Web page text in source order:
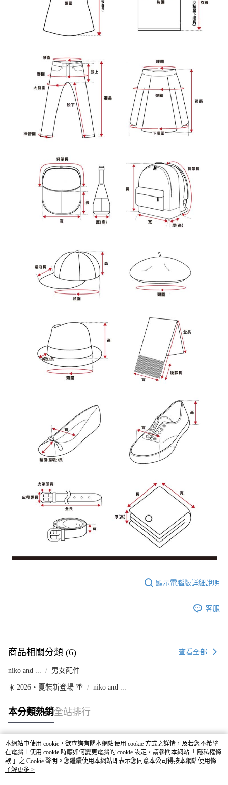
顯示電腦版詳細說明
客服
商品相關分類 (6) 查看全部
niko and ... 男女配件
☀️ 2026・夏裝新登場 🌴 niko and ...
本分類熱銷全站排行
熱門標籤
本網站中使用 cookie，欲查詢有關本網站使用 cookie 方式之詳情，及若您不希望
在電腦上使用 cookie 時應如何變更電腦的 cookie 設定，請參閱本網站「 隱私權條
款 」之 Cookie 聲明。您繼續使用本網站即表示您同意本公司得按本網站使用條款
之 Cookie 聲明使用 cookie。
了解更多 >